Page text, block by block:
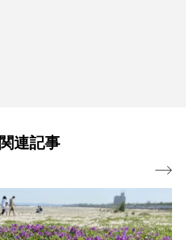
関連記事
